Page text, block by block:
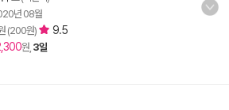
년 08월
(200원) 9.5
원, 3일